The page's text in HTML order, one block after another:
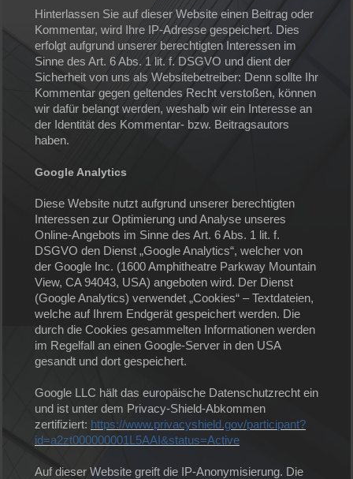
Hinterlassen Sie auf dieser Website einen Beitrag oder
Kommentar, wird Ihre IP-Adresse gespeichert. Dies
erfolgt aufgrund unserer berechtigten Interessen im
Sinne des Art. 6 Abs. 1 lit. f. DSGVO und dient der
Sicherheit von uns als Websitebetreiber: Denn sollte Ihr
Kommentar gegen geltendes Recht verstoßen, können
wir dafür belangt werden, weshalb wir ein Interesse an
der Identität des Kommentar- bzw. Beitragsautors
haben.
Google Analytics
Diese Website nutzt aufgrund unserer berechtigten
Interessen zur Optimierung und Analyse unseres
Online-Angebots im Sinne des Art. 6 Abs. 1 lit. f.
DSGVO den Dienst „Google Analytics“, welcher von
der Google Inc. (1600 Amphitheatre Parkway Mountain
View, CA 94043, USA) angeboten wird. Der Dienst
(Google Analytics) verwendet „Cookies“ – Textdateien,
welche auf Ihrem Endgerät gespeichert werden. Die
durch die Cookies gesammelten Informationen werden
im Regelfall an einen Google-Server in den USA
gesandt und dort gespeichert.
Google LLC hält das europäische Datenschutzrecht ein
und ist unter dem Privacy-Shield-Abkommen
zertifiziert: https://www.privacyshield.gov/participant?
id=a2zt000000001L5AAI&status=Active
Auf dieser Website greift die IP-Anonymisierung. Die